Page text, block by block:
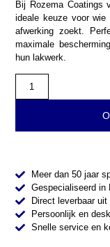
Bij Rozema Coatings
ideale keuze voor wie
afwerking zoekt.
maximale
hun lakwerk.
Meer dan 50 jaar
Gespecialiseerd in
Direct leverbaar
Persoonlijk en
Snelle service en